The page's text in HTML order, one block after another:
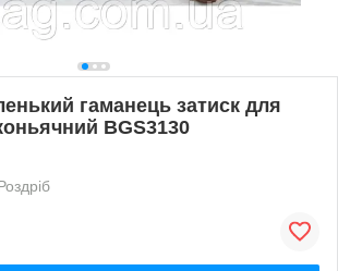
гаманець затиск для
BGS3130